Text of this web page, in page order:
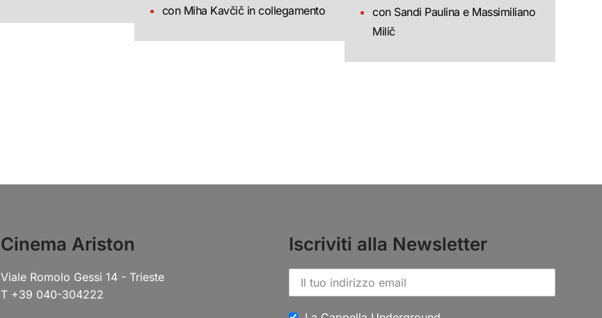
con Miha Kavčič in collegamento
con Sandi Paulina e Massimiliano
Milič
Cinema Ariston
Viale Romolo Gessi 14 - Trieste
T +39 040-304222
Iscriviti alla Newsletter